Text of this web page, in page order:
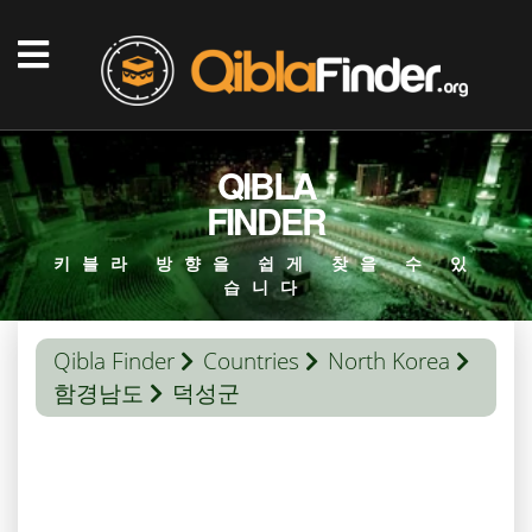
QIBLA
FINDER
키블라 방향을 쉽게 찾을 수 있
습니다
Qibla Finder Countries
North Korea
함경남도
덕성군